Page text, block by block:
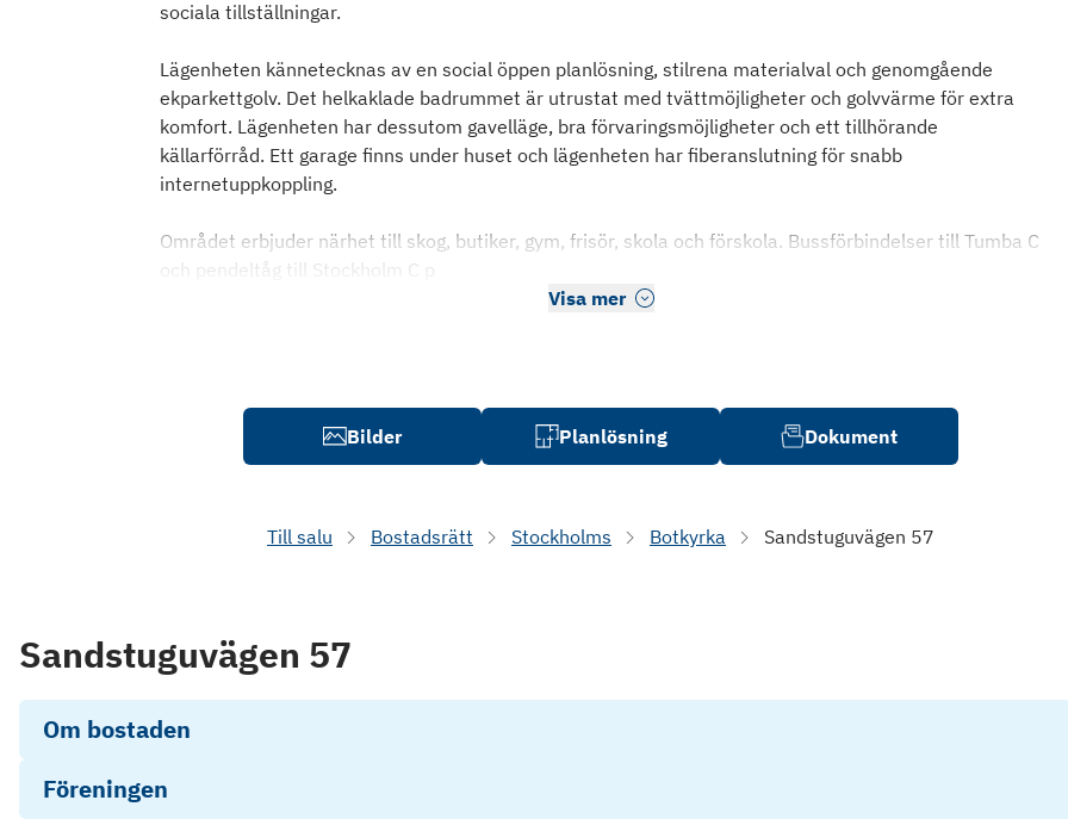
sociala tillställningar.
Lägenheten kännetecknas av en social öppen planlösning, stilrena materialval och genomgående
ekparkettgolv. Det helkaklade badrummet är utrustat med tvättmöjligheter och golvvärme för extra
komfort. Lägenheten har dessutom gavelläge, bra förvaringsmöjligheter och ett tillhörande
källarförråd. Ett garage finns under huset och lägenheten har fiberanslutning för snabb
internetuppkoppling.
Området erbjuder närhet till skog, butiker, gym, frisör, skola och förskola. Bussförbindelser till Tumba C
och pendeltåg till Stockholm C p
Visa mer
Bilder Planlösning Dokument
Till salu Bostadsrätt Stockholms Botkyrka Sandstuguvägen 57
Sandstuguvägen 57
Om bostaden
Föreningen